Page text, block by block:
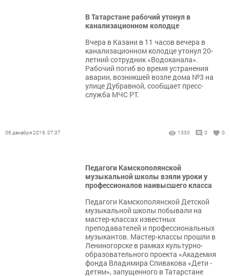
В Татарстане рабочий утонул в
канализационном колодце
Вчера в Казани в 11 часов вечера в
канализационном колодце утонул 20-
летний сотрудник «Водоканала».
Рабочий погиб во время устранения
аварии, возникшей возле дома №3 на
улице Дубравной, сообщает пресс-
служба МЧС РТ.
06 декабря 2016, 07:37 1330 0 0
Педагоги Камскополянской
музыкальной школы взяли уроки у
профессионалов наивысшего класса
Педагоги Камскополянской Детской
музыкальной школы побывали на
мастер-классах известных
преподавателей и профессиональных
музыкантов. Мастер-классы прошли в
Лениногорске в рамках культурно-
образовательного проекта «Академия
фонда Владимира Спивакова «Дети -
детям», запущенного в Татарстане